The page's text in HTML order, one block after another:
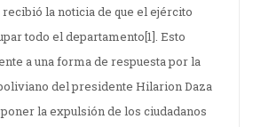
la noticia de que el ejército
todo el departamento[1]. Esto
a una forma de respuesta por la
del presidente Hilarion Daza
la expulsión de los ciudadanos